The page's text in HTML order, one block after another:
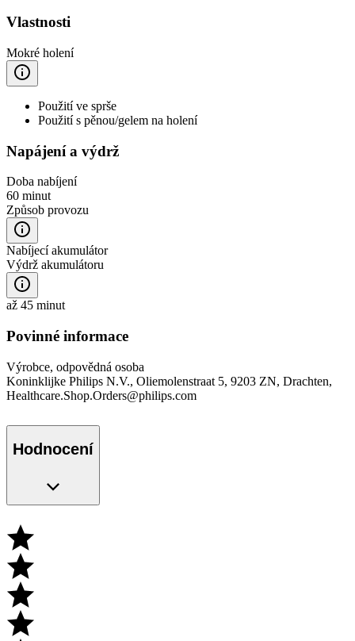
Vlastnosti
Mokré holení
Použití ve sprše
Použití s pěnou/gelem na holení
Napájení a výdrž
Doba nabíjení
60 minut
Způsob provozu
Nabíjecí akumulátor
Výdrž akumulátoru
až 45 minut
Povinné informace
Výrobce, odpovědná osoba
Koninklijke Philips N.V., Oliemolenstraat 5, 9203 ZN, Drachten,
Healthcare.Shop.Orders@philips.com
Hodnocení